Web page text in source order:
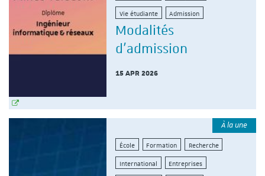
Vie étudiante Admission
Modalités
d'admission
15 APR 2026
À la une
École Formation Recherche
International Entreprises